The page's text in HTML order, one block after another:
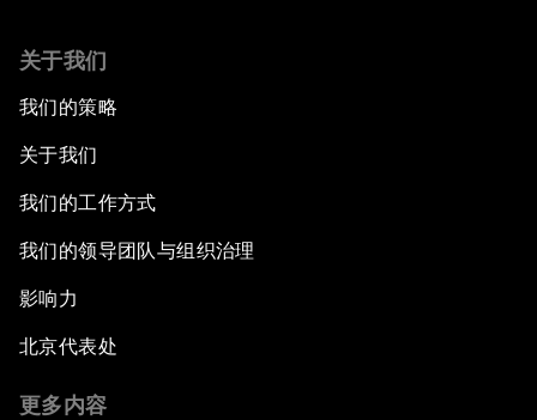
关于我们
我们的策略
关于我们
我们的工作方式
我们的领导团队与组织治理
影响力
北京代表处
更多内容